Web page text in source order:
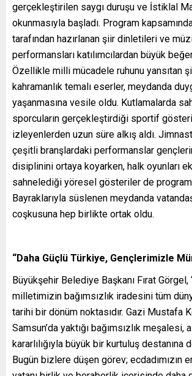
gerçekleştirilen saygı duruşu ve İstiklal
okunmasıyla başladı. Program
tarafından hazırlanan şiir dinletileri ve
performansları katılımcılardan büyük
Özellikle milli mücadele ruhunu yansıtan
kahramanlık temalı eserler, meydanda
yaşanmasına vesile oldu. Kutlamalarda
sporcuların gerçekleştirdiği sportif
izleyenlerden uzun süre alkış aldı.
çeşitli branşlardaki performanslar
disiplinini ortaya koyarken, halk oyunları
sahnelediği yöresel gösteriler de
Bayraklarıyla süslenen meydanda
coşkusuna hep birlikte ortak oldu.
“Daha Güçlü Türkiye, Gençlerimizle
Büyükşehir Belediye Başkanı Fırat Görgel,
milletimizin bağımsızlık iradesini tüm
tarihi bir dönüm noktasıdır. Gazi Mustafa
Samsun’da yaktığı bağımsızlık
kararlılığıyla büyük bir kurtuluş destanına
Bugün bizlere düşen görev; ecdadımızın